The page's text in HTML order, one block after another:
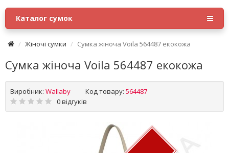
Каталог сумок
Жіночі сумки Сумка жіноча Voila 564487 екокожа
Сумка жіноча Voila 564487 екокожа
Виробник: Wallaby Код товару: 564487
0 відгуків